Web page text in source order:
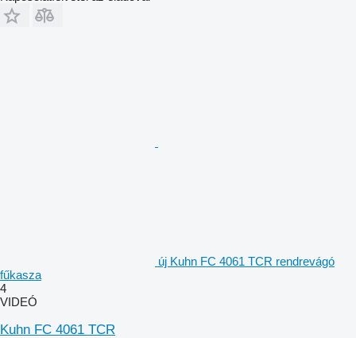
új Kuhn FC 4061 TCR rendrevágó
fűkasza
4
VIDEÓ
Kuhn FC 4061 TCR